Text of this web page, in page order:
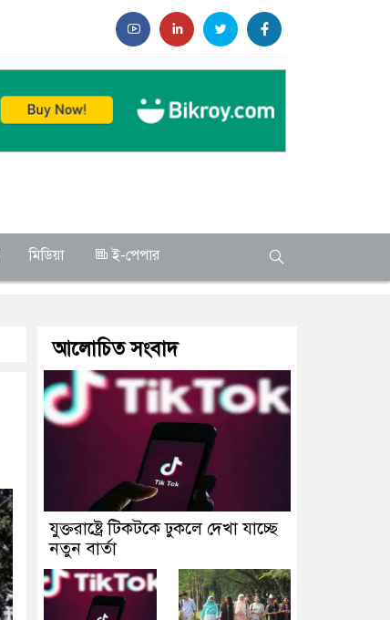
মিডিয়া ই-পেপার
আলোচিত সংবাদ
যুক্তরাষ্ট্রে টিকটকে ঢুকলে দেখা যাচ্ছে
নতুন বার্তা